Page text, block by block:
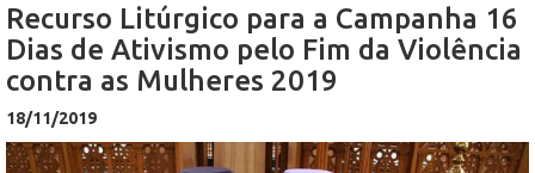
Recurso Litúrgico para a Campanha 16
Dias de Ativismo pelo Fim da Violência
contra as Mulheres 2019
18/11/2019